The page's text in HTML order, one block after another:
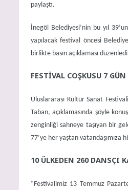
paylaştı.
İnegöl Belediyesi’nin bu yıl
yapılacak festival öncesi
birlikte basın açıklaması
FESTİVAL COŞKUSU 7 GÜN
Uluslararası Kültür Sanat
Taban, açıklamasında şöyle
zenginliği sahneye taşıyan bir
77’ye her yaştan vatandaşımıza
10 ÜLKEDEN 260 DANSÇI
“Festivalimiz 13 Temmuz